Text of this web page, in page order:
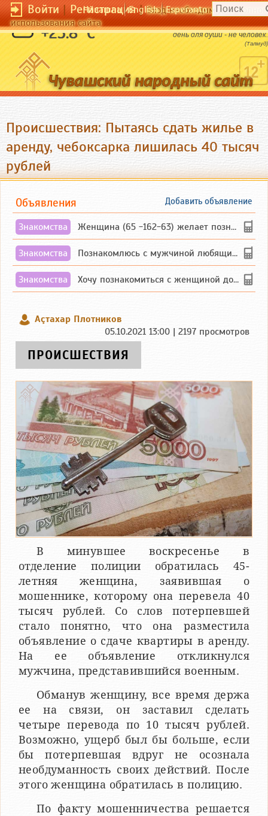
Войти|Регистрация|Вход необходим для
использования сайта
Чӑвашла English Esperanto
+25.8 °C
Человек, который не может найти час в
день для души - не человек.
(Талмуд)
Происшествия: Пытаясь сдать жилье в
аренду, чебоксарка лишилась 40 тысяч
рублей
Добавить объявление
Объявления
Знакомства Женщина (65 -162-63) желает познакомиться с одиноким, добродушным, без вредных ...
Знакомства Познакомлюсь с мужчиной любящим танцевать и петь на родном чувашском языке
Знакомства Хочу познакомиться с женщиной до 55 лет чувашской или русской национальности дл...
Аçтахар Плотников
05.10.2021 13:00 | 2197 просмотров
ПРОИСШЕСТВИЯ
В минувшее воскресенье в
отделение полиции обратилась 45-
летняя женщина, заявившая о
мошеннике, которому она перевела 40
тысяч рублей. Со слов потерпевшей
стало понятно, что она разместила
объявление о сдаче квартиры в аренду.
На ее объявление откликнулся
мужчина, представившийся военным.
Обманув женщину, все время держа
ее на связи, он заставил сделать
четыре перевода по 10 тысяч рублей.
Возможно, ущерб был бы больше, если
бы потерпевшая вдруг не осознала
необдуманность своих действий. После
этого женщина обратилась в полицию.
По факту мошенничества решается